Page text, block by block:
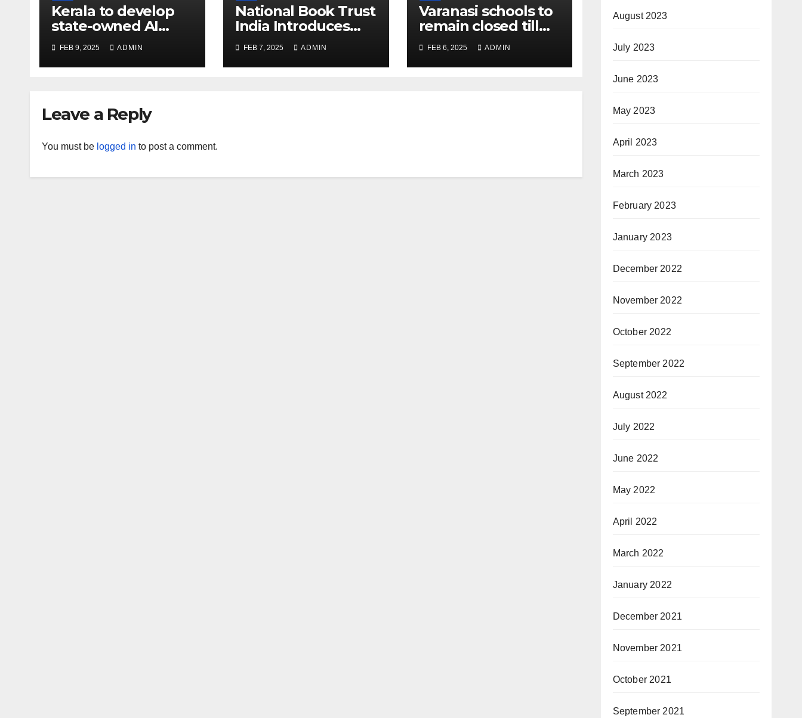
Kerala to develop
state-owned AI
engine for schools
in 2025 – The Times
of India
FEB 9, 2025 ADMIN
National Book Trust
India Introduces
‘Vidya’—The New
Face of Learning
and Discovery – The
FEB 7, 2025 ADMIN
Varanasi schools to
remain closed till
Feb 8: Check details
here – The Times of
India
FEB 6, 2025 ADMIN
Leave a Reply
You must be logged in to post a comment.
August 2023
July 2023
June 2023
May 2023
April 2023
March 2023
February 2023
January 2023
December 2022
November 2022
October 2022
September 2022
August 2022
July 2022
June 2022
May 2022
April 2022
March 2022
January 2022
December 2021
November 2021
October 2021
September 2021